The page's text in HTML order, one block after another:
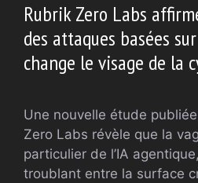
Rubrik Zero Labs
des attaques basées
change le visage de la
Une nouvelle étude
Zero Labs révèle que la
particulier de l’IA
troublant entre la surface